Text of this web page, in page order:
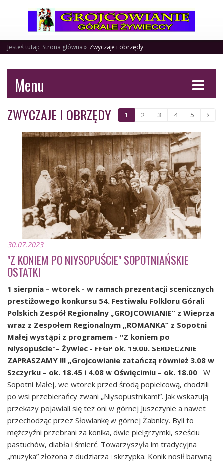
Jesteś tutaj: Strona główna Zwyczaje i obrzędy
Menu
ZWYCZAJE I OBRZĘDY 1 2 3 4 5
30.07.2023
"Z KONIEM PO NIYSOPUŚCIE" SOPOTNIAŃSKIE
OSTATKI
1 sierpnia – wtorek - w ramach prezentacji scenicznych
prestiżowego konkursu 54. Festiwalu Folkloru Górali
Polskich Zespół Regionalny „GROJCOWIANIE” z Wieprza
wraz z Zespołem Regionalnym „ROMANKA” z Sopotni
Małej wystąpi z programem - "Z koniem po
Niysopuście"– Żywiec - FFGP ok. 19.00. SERDECZNIE
ZAPRASZAMY !!! „Grojcowianie zatańczą również 3.08 w
Szczyrku – ok. 18.45 i 4.08 w Oświęcimiu – ok. 18.00 W
Sopotni Małej, we wtorek przed środą popielcową, chodzili
po wsi przebierańcy zwani „Niysopustnikami”. Jak wskazują
przekazy pojawiali się też oni w górnej Juszczynie a nawet
przechodząc przez Słowiankę w górnej Żabnicy. Byli to
mężczyźni przebrani za konika, dwie pielgrzymki, sześciu
pastuchów, diabła i śmierć. Towarzyszyła im tradycyjna
„muzyka” złożona z dudziarza i skrzypka. Konik nosił barwną